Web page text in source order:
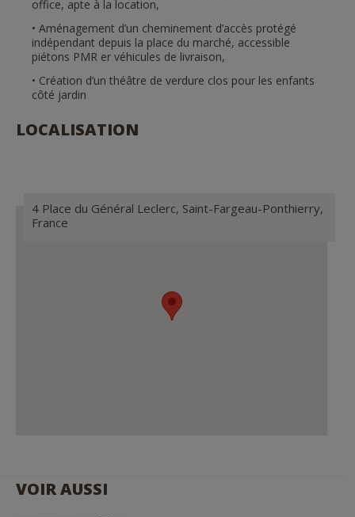
office, apte à la location,
Aménagement d’un cheminement d’accès protégé
indépendant depuis la place du marché, accessible
piétons PMR er véhicules de livraison,
Création d’un théâtre de verdure clos pour les enfants
côté jardin
LOCALISATION
4 Place du Général Leclerc, Saint-Fargeau-Ponthierry,
France
VOIR AUSSI